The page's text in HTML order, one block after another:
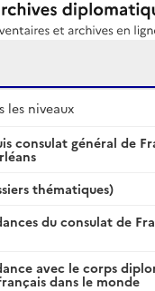
diplomatiques
les niveaux
consulat général de
thématiques)
du consulat de
avec le corps
dans le monde